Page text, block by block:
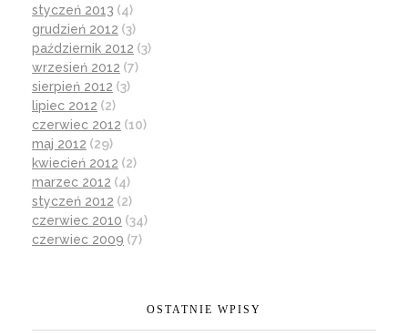
styczeń 2013 (4)
grudzień 2012 (3)
październik 2012 (3)
wrzesień 2012 (7)
sierpień 2012 (3)
lipiec 2012 (2)
czerwiec 2012 (10)
maj 2012 (29)
kwiecień 2012 (2)
marzec 2012 (4)
styczeń 2012 (2)
czerwiec 2010 (34)
czerwiec 2009 (7)
OSTATNIE WPISY